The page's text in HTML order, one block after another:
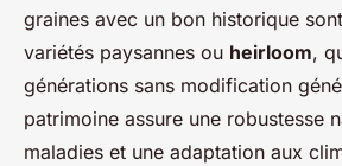
graines avec un bon historique
variétés paysannes ou heirloom,
générations sans modification
patrimoine assure une robustesse
maladies et une adaptation aux